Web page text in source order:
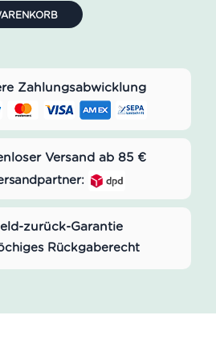
Zahlungsabwicklung
Versand ab 85 €
zurück-Garantie
Rückgaberecht